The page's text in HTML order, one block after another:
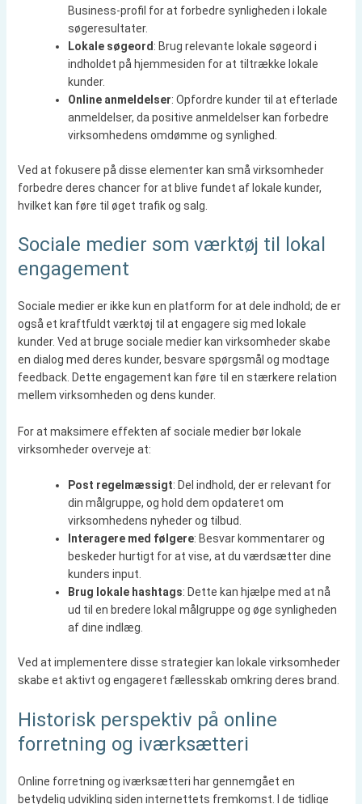
Business-profil for at forbedre synligheden i lokale
søgeresultater.
Lokale søgeord : Brug relevante lokale søgeord i
indholdet på hjemmesiden for at tiltrække lokale
kunder.
Online anmeldelser: Opfordre kunder til at efterlade
anmeldelser, da positive anmeldelser kan forbedre
virksomhedens omdømme og synlighed.
Ved at fokusere på disse elementer kan små virksomheder
forbedre deres chancer for at blive fundet af lokale kunder,
hvilket kan føre til øget trafik og salg.
Sociale medier som værktøj til lokal
engagement
Sociale medier er ikke kun en platform for at dele indhold; de er
også et kraftfuldt værktøj til at engagere sig med lokale
kunder. Ved at bruge sociale medier kan virksomheder skabe
en dialog med deres kunder, besvare spørgsmål og modtage
feedback. Dette engagement kan føre til en stærkere relation
mellem virksomheden og dens kunder.
For at maksimere effekten af sociale medier bør lokale
virksomheder overveje at:
Post regelmæssigt: Del indhold, der er relevant for
din målgruppe, og hold dem opdateret om
virksomhedens nyheder og tilbud.
Interagere med følgere: Besvar kommentarer og
beskeder hurtigt for at vise, at du værdsætter dine
kunders input.
Brug lokale hashtags: Dette kan hjælpe med at nå
ud til en bredere lokal målgruppe og øge synligheden
af dine indlæg.
Ved at implementere disse strategier kan lokale virksomheder
skabe et aktivt og engageret fællesskab omkring deres brand.
Historisk perspektiv på online
forretning og iværksætteri
Online forretning og iværksætteri har gennemgået en
betydelig udvikling siden internettets fremkomst. I de tidlige